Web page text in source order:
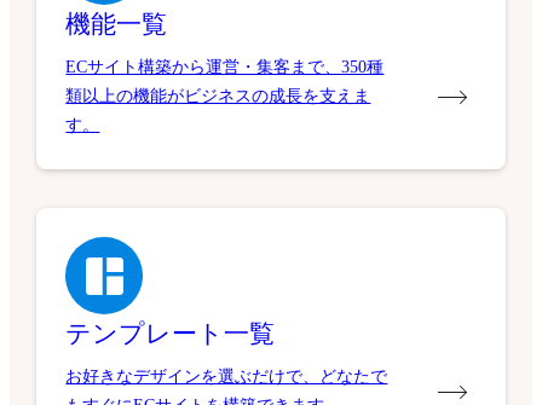
機能一覧
ECサイト構築から運営・集客まで、350種
類以上の機能がビジネスの成長を支えま
す。
テンプレート一覧
お好きなデザインを選ぶだけで、どなたで